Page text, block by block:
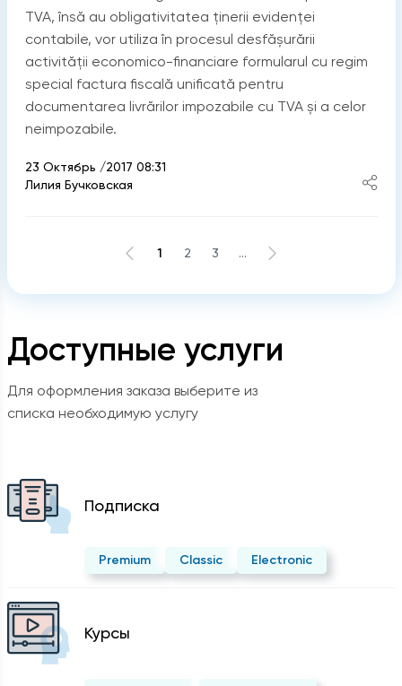
Доступные услуги
Для оформления заказа выберите из
списка необходимую услугу
Подписка
Premium Classic Electronic
Курсы
TVA, însă au obligativitatea ținerii evidenței
contabile, vor utiliza în procesul desfășurării
activității economico-financiare formularul cu regim
special factura fiscală unificată pentru
documentarea livrărilor impozabile cu TVA și a celor
neimpozabile.
23 Октябрь /2017 08:31
Лилия Бучковская
1 2 3 ...